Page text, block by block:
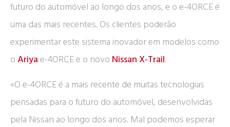
futuro do automóvel ao longo dos anos, e o e-4ORCE é
uma das mais recentes. Os clientes poderão
experimentar este sistema inovador em modelos como
o Ariya e-4ORCE e o novo Nissan X-Trail.
«O e-4ORCE é a mais recente de muitas tecnologias
pensadas para o futuro do automóvel, desenvolvidas
pela Nissan ao longo dos anos. Mal podemos esperar